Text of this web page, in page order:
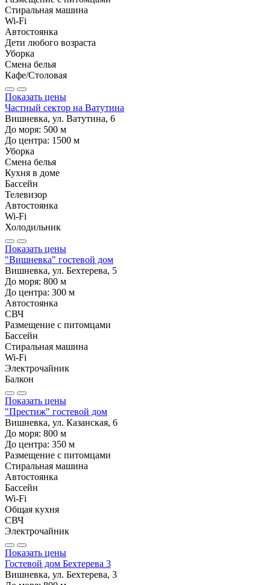
Стиральная машина
Wi-Fi
Автостоянка
Дети любого возраста
Уборка
Смена белья
Кафе/Столовая
Показать цены
Частный сектор на Ватутина
Вишневка, ул. Ватутина, 6
До моря: 500 м
До центра: 1500 м
Уборка
Смена белья
Кухня в доме
Бассейн
Телевизор
Автостоянка
Wi-Fi
Холодильник
Показать цены
"Вишневка" гостевой дом
Вишневка, ул. Бехтерева, 5
До моря: 800 м
До центра: 300 м
Автостоянка
СВЧ
Размещение с питомцами
Бассейн
Стиральная машина
Wi-Fi
Электрочайник
Балкон
Показать цены
"Престиж" гостевой дом
Вишневка, ул. Казанская, 6
До моря: 800 м
До центра: 350 м
Размещение с питомцами
Стиральная машина
Автостоянка
Бассейн
Wi-Fi
Общая кухня
СВЧ
Электрочайник
Показать цены
Гостевой дом Бехтерева 3
Вишневка, ул. Бехтерева, 3